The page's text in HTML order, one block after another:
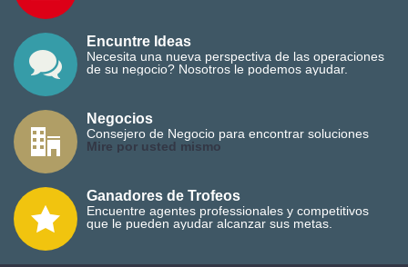
Encuntre Ideas
Necesita una nueva perspectiva de las operaciones
de su negocio? Nosotros le podemos ayudar.
Negocios
Consejero de Negocio para encontrar soluciones
Mire por usted mismo
Ganadores de Trofeos
Encuentre agentes professionales y competitivos
que le pueden ayudar alcanzar sus metas.